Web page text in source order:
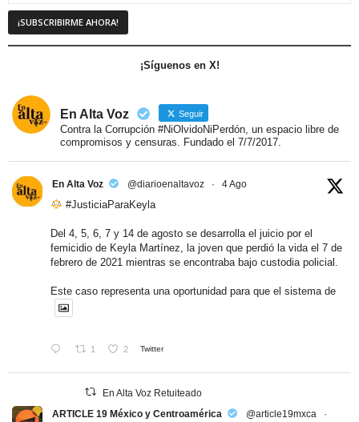
¡Síguenos en X!
En Alta Voz Seguir
Contra la Corrupción #NiOlvidoNiPerdón, un espacio libre de
compromisos y censuras. Fundado el 7/7/2017.
En Alta Voz @diarioenaltavoz · 4 Ago
#JusticiaParaKeyla
Del 4, 5, 6, 7 y 14 de agosto se desarrolla el juicio por el
femicidio de Keyla Martínez, la joven que perdió la vida el 7 de
febrero de 2021 mientras se encontraba bajo custodia policial.
Este caso representa una oportunidad para que el sistema de
1 2 Twitter
En Alta Voz Retuiteado
ARTICLE 19 México y Centroamérica
@article19mxca
·